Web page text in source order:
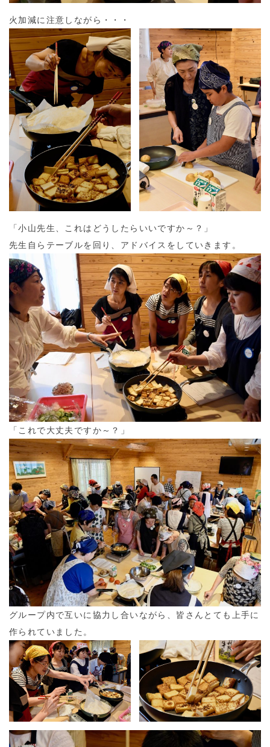
火加減に注意しながら・・・
「小山先生、これはどうしたらいいですか～？」
先生自らテーブルを回り、アドバイスをしていきます。
「これで大丈夫ですか～？」
グループ内で互いに協力し合いながら、皆さんとても上手に
作られていました。